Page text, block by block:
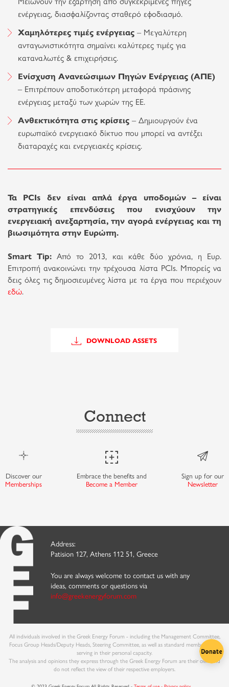
ενέργειας, διασφαλίζοντας σταθερό εφοδιασμό.
Χαμηλότερες τιμές ενέργειας – Μεγαλύτερη
ανταγωνιστικότητα σημαίνει καλύτερες τιμές για
καταναλωτές & επιχειρήσεις.
Ενίσχυση Ανανεώσιμων Πηγών Ενέργειας (ΑΠΕ)
– Επιτρέπουν αποδοτικότερη μεταφορά πράσινης
ενέργειας μεταξύ των χωρών της ΕΕ.
Ανθεκτικότητα στις κρίσεις – Δημιουργούν ένα
ευρωπαϊκό ενεργειακό δίκτυο που μπορεί να αντέξει
διαταραχές και ενεργειακές κρίσεις.
Τα PCIs δεν είναι απλά έργα υποδομών – είναι
στρατηγικές επενδύσεις που ενισχύουν την
ενεργειακή ανεξαρτησία, την αγορά ενέργειας και τη
βιωσιμότητα στην Ευρώπη.
Smart Tip: Από το 2013, και κάθε δύο χρόνια, η Ευρ.
Επιτροπή ανακοινώνει την τρέχουσα λίστα PCIs. Μπορείς να
δεις όλες τις δημοσιευμένες λίστα με τα έργα που περιέχουν
εδώ.
DOWNLOAD ASSETS
Connect
Discover our
Memberships
Embrace the benefits and
Become a Member
Sign up for our
Newsletter
Address:
Patision 127, Athens 112 51, Greece
You are always welcome to contact us with any
ideas, comments or questions via
info@greekenergyforum.com
All individuals involved in the Greek Energy Forum - including the Management Committee,
Focus Group Heads/Deputy Heads, Steering Committee, as well as standard members - are
serving in their personal capacity.
The analysis and opinions they express through the Greek Energy Forum are their own and
do not reflect the view of their respective employers.